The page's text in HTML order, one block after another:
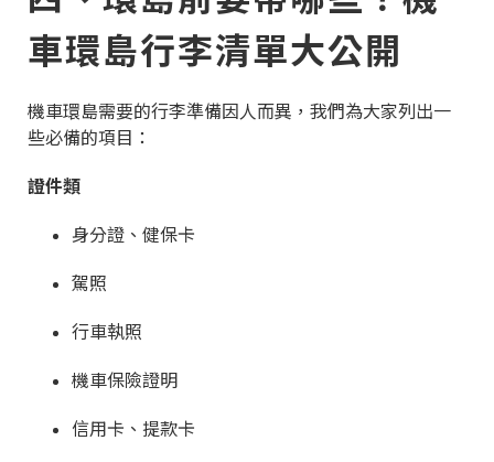
車環島行李清單大公開
機車環島需要的行李準備因人而異，我們為大家列出一
些必備的項目：
證件類
身分證、健保卡
駕照
行車執照
機車保險證明
信用卡、提款卡